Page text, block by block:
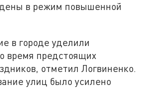
в режим повышенной
в городе уделили
время предстоящих
отметил Логвиненко.
улиц было усилено